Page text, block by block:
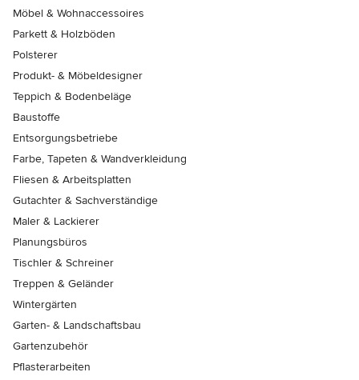
Möbel & Wohnaccessoires
Parkett & Holzböden
Polsterer
Produkt- & Möbeldesigner
Teppich & Bodenbeläge
Baustoffe
Entsorgungsbetriebe
Farbe, Tapeten & Wandverkleidung
Fliesen & Arbeitsplatten
Gutachter & Sachverständige
Maler & Lackierer
Planungsbüros
Tischler & Schreiner
Treppen & Geländer
Wintergärten
Garten- & Landschaftsbau
Gartenzubehör
Pflasterarbeiten